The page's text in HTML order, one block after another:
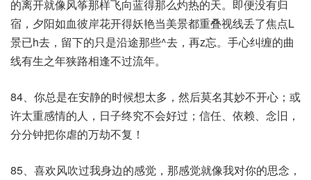
的离开就像风筝那样飞向蓝得那么灼热的天。即便没有归
宿，夕阳如血彼岸花开得妖艳当美景都重叠视线丢了焦点L
景已h去，留下的只是沿途那些^去，再z忘。手心纠缠的曲
线有生之年狭路相逢不过流年。
84、你总是在安静的时候想太多，然后莫名其妙不开心；或
许太重感情的人，日子终究不会好过；信任、依赖、念旧，
分分钟把你虐的万劫不复！
85、喜欢风吹过我身边的感觉，那感觉就像我对你的思念，